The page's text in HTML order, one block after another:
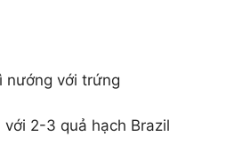
nướng với trứng
2-3 quả hạch Brazil